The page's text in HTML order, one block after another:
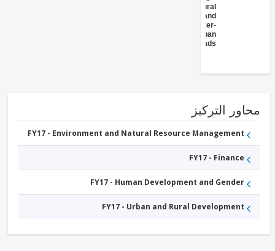
التركيز
FY17 - Environment and Natural Resource Management
FY17 - Finance
FY17 - Human Development and Gender
FY17 - Urban and Rural Development